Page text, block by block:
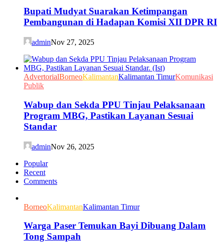
Bupati Mudyat Suarakan Ketimpangan
Pembangunan di Hadapan Komisi XII DPR RI
adminNov 27, 2025
AdvertorialBorneoKalimantanKalimantan TimurKomunikasi
Publik
Wabup dan Sekda PPU Tinjau Pelaksanaan
Program MBG, Pastikan Layanan Sesuai
Standar
adminNov 26, 2025
Popular
Recent
Comments
BorneoKalimantanKalimantan Timur
Warga Paser Temukan Bayi Dibuang Dalam
Tong Sampah